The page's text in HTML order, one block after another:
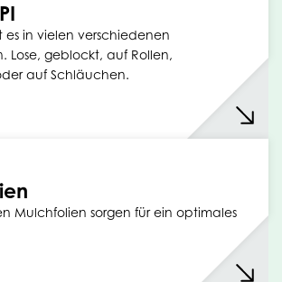
es in vielen verschiedenen
Lose, geblockt, auf Rollen,
auf Schläuchen.
Mulchfolien sorgen für ein optimales